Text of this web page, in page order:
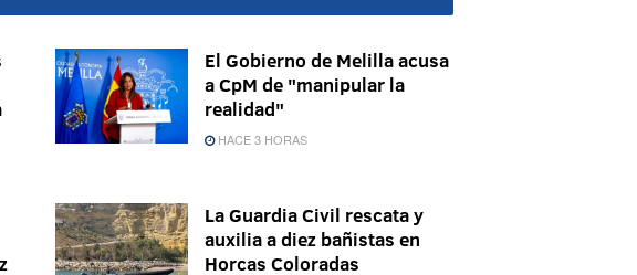
El Gobierno de Melilla acusa
a CpM de "manipular la
realidad"
HACE 3 HORAS
La Guardia Civil rescata y
auxilia a diez bañistas en
Horcas Coloradas